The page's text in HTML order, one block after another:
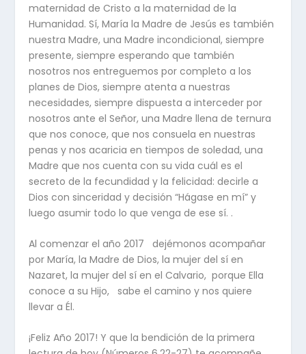
maternidad de Cristo a la maternidad de la
Humanidad. Sí, María la Madre de Jesús es también
nuestra Madre, una Madre incondicional, siempre
presente, siempre esperando que también
nosotros nos entreguemos por completo a los
planes de Dios, siempre atenta a nuestras
necesidades, siempre dispuesta a interceder por
nosotros ante el Señor, una Madre llena de ternura
que nos conoce, que nos consuela en nuestras
penas y nos acaricia en tiempos de soledad, una
Madre que nos cuenta con su vida cuál es el
secreto de la fecundidad y la felicidad: decirle a
Dios con sinceridad y decisión “Hágase en mí” y
luego asumir todo lo que venga de ese sí. .
Al comenzar el año 2017 dejémonos acompañar
por María, la Madre de Dios, la mujer del sí en
Nazaret, la mujer del sí en el Calvario, porque Ella
conoce a su Hijo, sabe el camino y nos quiere
llevar a Él.
¡Feliz Año 2017! Y que la bendición de la primera